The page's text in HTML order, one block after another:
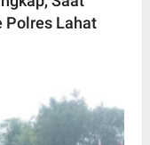
Polres Lahat